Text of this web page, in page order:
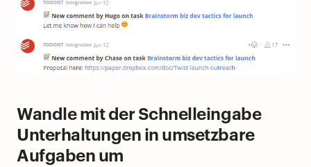
Wandle mit der Schnelleingabe
Unterhaltungen in umsetzbare
Aufgaben um